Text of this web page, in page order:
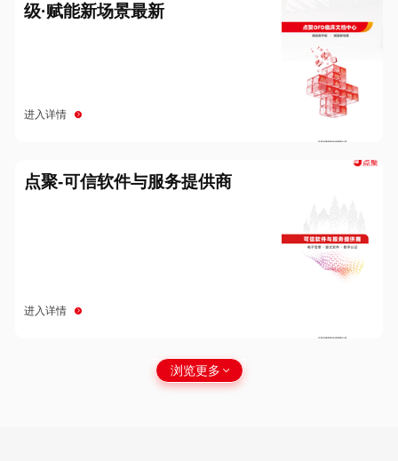
级·赋能新场景最新
进入详情
点聚-可信软件与服务提供商
进入详情
浏览更多